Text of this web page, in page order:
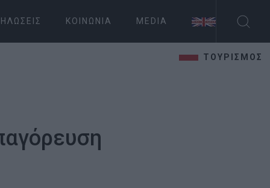
ΚΟΙΝΩΝΊΑ MEDIA
ΤΟΥΡΙΣΜΟΣ